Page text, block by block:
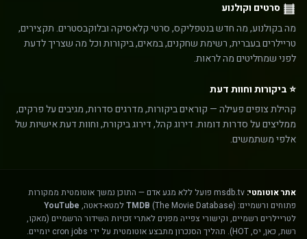
סרטים וקולנוע
מה בקולנוע, מה חדש בנטפליקס, סרטי קלאסיקה ובלוקבסטרים. תקצירים,
טריילרים בעברית, רשימת שחקנים, במאים, ביקורות וכל מה שצריך לדעת
לפני שמחליטים מה לראות.
⭐ ביקורות וחוות דעת
קהילת צופים פעילה — קוראים ביקורות, מדרגים סדרות, מגיבים על פרקים,
ממליצים על סדרות דומות. דירוג קהל, דירוג ביקורת, וחוות דעת אישיות של
אלפי משתמשים.
אתר אוטומטי:
msdb.tv פועל ללא מגע אדם — התוכן נמשך אוטומטית ממקורות
פתוחים ורשמיים:
TMDB (The Movie Database) למטא-דאטה,
YouTube
לטריילרים רשמיים, וקישורי צפייה מפנים לאתרי זכויות השידור הרשמיים (מאקו,
רשת, כאן, יס, HOT). תהליך הסנכרון מתבצע אוטומטית על ידי cron jobs יומיים.